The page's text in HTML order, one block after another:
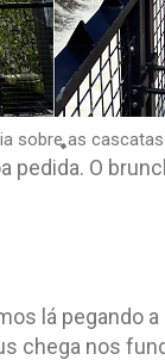
sobre as cascatas
pedida. O
lá pegando
chega nos